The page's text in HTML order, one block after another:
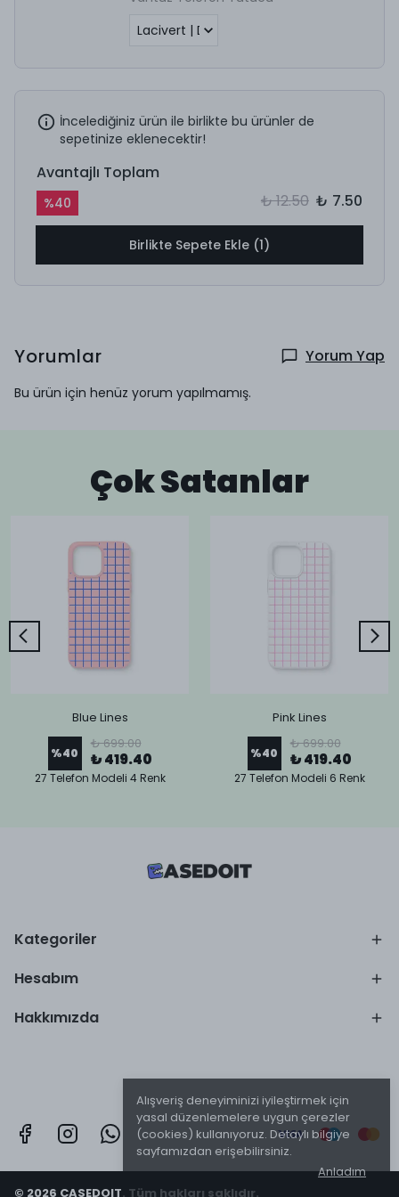
Alışveriş deneyiminizi iyileştirmek için
yasal düzenlemelere uygun çerezler
(cookies) kullanıyoruz. Detaylı bilgiye
sayfamızdan erişebilirsiniz.
Anladım
İncelediğiniz ürün ile birlikte bu ürünler de
sepetinize eklenecektir!
Avantajlı Toplam
%40 ₺ 12.50 ₺ 7.50
Birlikte Sepete Ekle (1)
Yorumlar Yorum Yap
Bu ürün için henüz yorum yapılmamış.
Çok Satanlar
Blue Lines
%40
₺ 699.00
₺ 419.40
27 Telefon Modeli 4 Renk
Pink Lines
%40
₺ 699.00
₺ 419.40
27 Telefon Modeli 6 Renk
Kategoriler
Hesabım
Hakkımızda
© 2026 CASEDOIT. Tüm hakları saklıdır.